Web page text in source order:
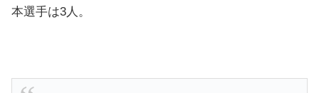
本選手は3人。